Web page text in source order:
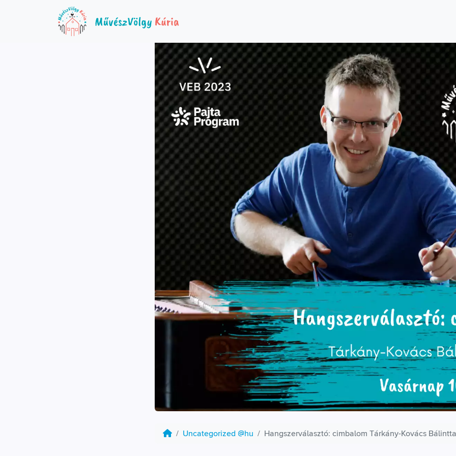
Uncategorized @hu Hangszerválasztó: cimbalom Tárkány-Kovács